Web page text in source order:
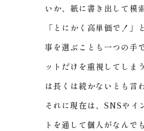
いか、紙に書き出して模
「とにかく高単価で！」
事を選ぶことも一つの手
ットだけを重視してしま
は長くは続かないとも言
それに現在は、SNSやイ
トを通して個人がなんで